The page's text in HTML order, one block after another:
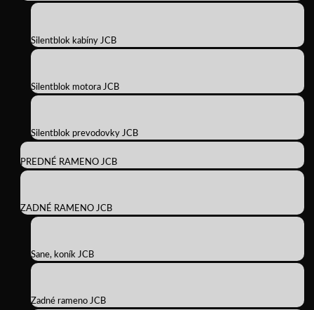
Silentblok kabíny JCB
Silentblok motora JCB
Silentblok prevodovky JCB
PREDNÉ RAMENO JCB
ZADNÉ RAMENO JCB
Sane, koník JCB
Zadné rameno JCB